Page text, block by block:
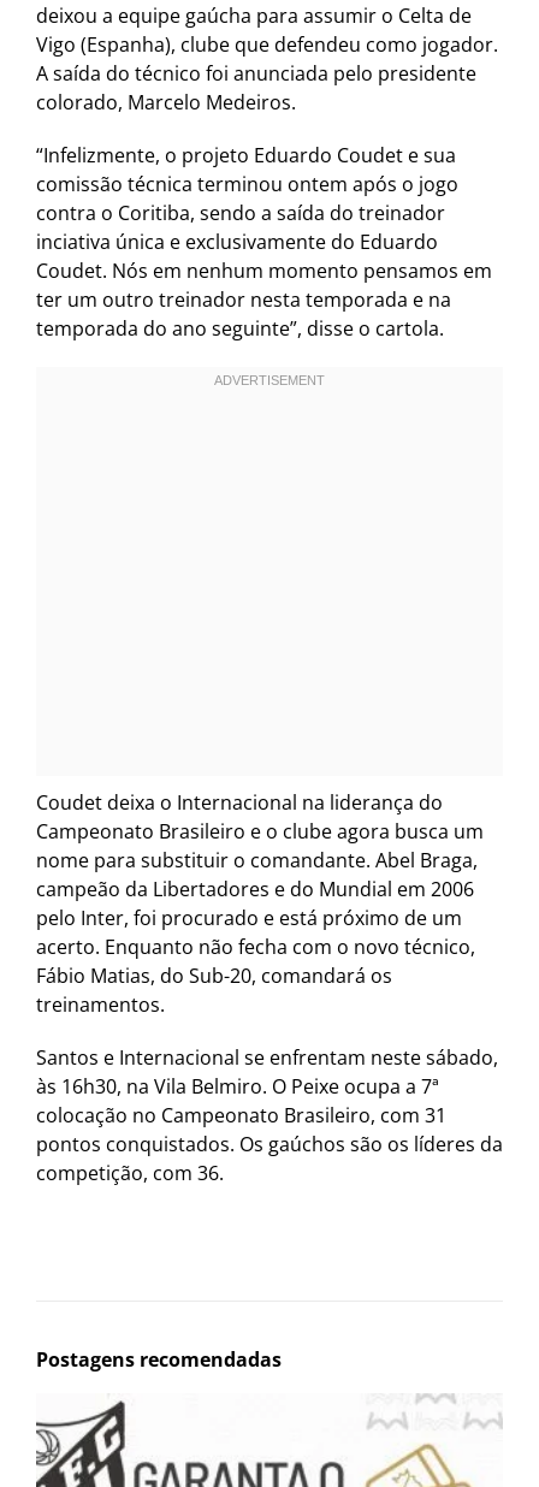
deixou a equipe gaúcha para assumir o Celta de
Vigo (Espanha), clube que defendeu como jogador.
A saída do técnico foi anunciada pelo presidente
colorado, Marcelo Medeiros.
“Infelizmente, o projeto Eduardo Coudet e sua
comissão técnica terminou ontem após o jogo
contra o Coritiba, sendo a saída do treinador
inciativa única e exclusivamente do Eduardo
Coudet. Nós em nenhum momento pensamos em
ter um outro treinador nesta temporada e na
temporada do ano seguinte”, disse o cartola.
Coudet deixa o Internacional na liderança do
Campeonato Brasileiro e o clube agora busca um
nome para substituir o comandante. Abel Braga,
campeão da Libertadores e do Mundial em 2006
pelo Inter, foi procurado e está próximo de um
acerto. Enquanto não fecha com o novo técnico,
Fábio Matias, do Sub-20, comandará os
treinamentos.
Santos e Internacional se enfrentam neste sábado,
às 16h30, na Vila Belmiro. O Peixe ocupa a 7ª
colocação no Campeonato Brasileiro, com 31
pontos conquistados. Os gaúchos são os líderes da
competição, com 36.
Postagens recomendadas